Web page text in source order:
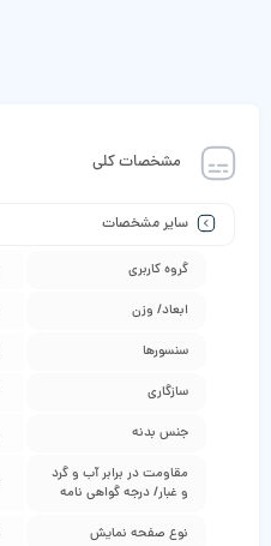
مشخصات کلی
سایر مشخصات
گروه کاربری
ابعاد/ وزن
سنسورها
سازگاری
جنس بدنه
مقاومت در برابر آب و گرد
و غبار/ درجه گواهی‌ نامه
نوع صفحه نمایش